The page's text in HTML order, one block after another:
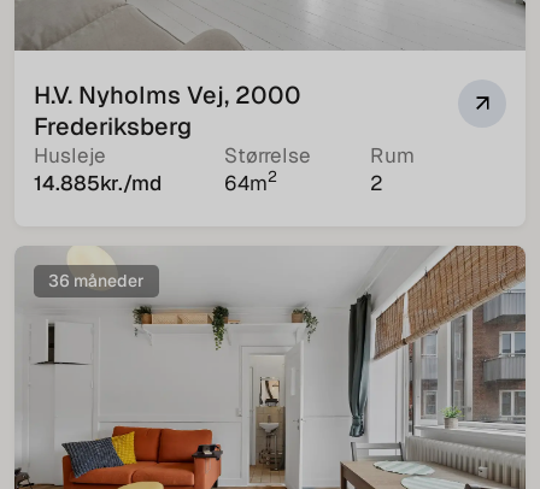
H.V. Nyholms Vej, 2000
Frederiksberg
Husleje
14.885kr./md
Størrelse
64m2
Rum
2
36 måneder